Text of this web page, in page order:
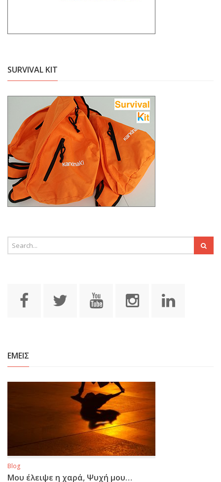
SURVIVAL KIT
ΕΜΕΙΣ
Blog
Μου έλειψε η χαρά, Ψυχή μου…